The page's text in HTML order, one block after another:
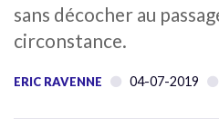
sans décocher au
circonstance.
ERIC RAVENNE 04-07-2019